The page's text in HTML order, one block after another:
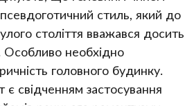
стиль, який до
століття вважався досить
Особливо необхідно
головного будинку.
свідченням застосування